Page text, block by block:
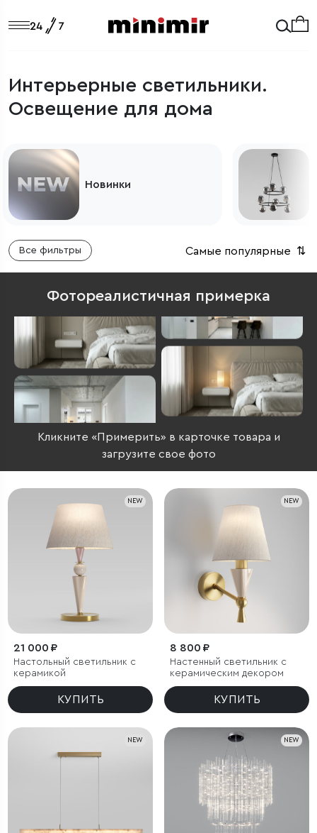
Интерьерные светильники.
Освещение для дома
Новинки
Все фильтры Самые популярные ⇅
Фотореалистичная примерка
Кликните «Примерить» в карточке товара и
загрузите свое фото
NEW
21 000 ₽
Настольный светильник с
керамикой
КУПИТЬ
NEW
8 800 ₽
Настенный светильник с
керамическим декором
КУПИТЬ
NEW NEW